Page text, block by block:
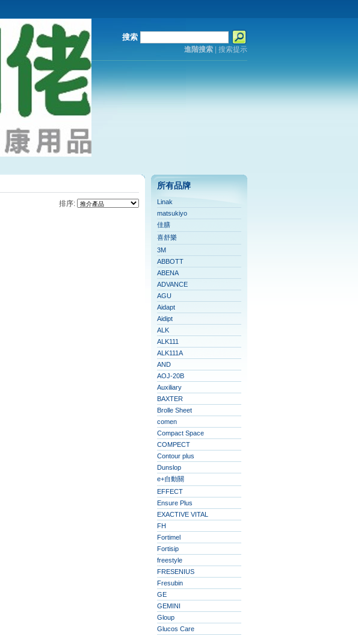
搜索
進階搜索| 搜索提示
排序:
所有品牌
Linak
matsukiyo
佳膳
喜舒樂
3M
ABBOTT
ABENA
ADVANCE
AGU
Aidapt
Aidipt
ALK
ALK111
ALK111A
AND
AOJ-20B
Auxiliary
BAXTER
Brolle Sheet
comen
Compact Space
COMPECT
Contour plus
Dunslop
e+自動關
EFFECT
Ensure Plus
EXACTIVE VITAL
FH
Fortimel
Fortisip
freestyle
FRESENIUS
Fresubin
GE
GEMINI
Gloup
Glucos Care